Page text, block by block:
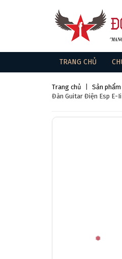
TRANG CHỦ
Trang chủ Sản phẩm
Đàn Guitar Điện Esp E-